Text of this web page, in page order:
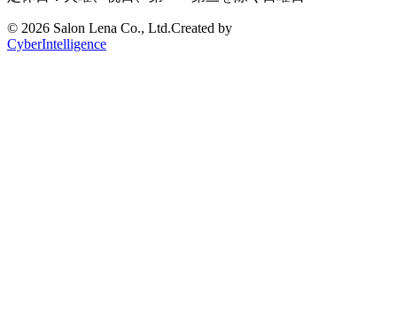
© 2026 Salon Lena Co., Ltd.Created by
CyberIntelligence